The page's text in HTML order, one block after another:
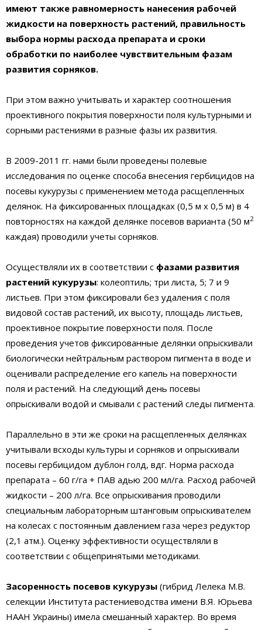
имеют также равномерность нанесения рабочей
жидкости на поверхность растений, правильность
выбора нормы расхода препарата и сроки
обработки по наиболее чувствительным фазам
развития сорняков.
При этом важно учитывать и характер соотношения
проективного покрытия поверхности поля культурными и
сорными растениями в разные фазы их развития.
В 2009-2011 гг. нами были проведены полевые
исследования по оценке способа внесения гербицидов на
посевы кукурузы с применением метода расщепленных
делянок. На фиксированных площадках (0,5 м х 0,5 м) в 4
повторностях на каждой делянке посевов варианта (50 м2
каждая) проводили учеты сорняков.
Осуществляли их в соответствии с фазами развития
растений кукурузы: колеоптиль; три листа, 5; 7 и 9
листьев. При этом фиксировали без удаления с поля
видовой состав растений, их высоту, площадь листьев,
проективное покрытие поверхности поля. После
проведения учетов фиксированные делянки опрыскивали
биологически нейтральным раствором пигмента в воде и
оценивали распределение его капель на поверхности
поля и растений. На следующий день посевы
опрыскивали водой и смывали с растений следы пигмента.
Параллельно в эти же сроки на расщепленных делянках
учитывали всходы культуры и сорняков и опрыскивали
посевы гербицидом дублон голд, вдг. Норма расхода
препарата – 60 г/га + ПАВ адью 200 мл/га. Расход рабочей
жидкости – 200 л/га. Все опрыскивания проводили
специальным лабораторным штанговым опрыскивателем
на колесах с постоянным давлением газа через редуктор
(2,1 атм.). Оценку эффективности осуществляли в
соответствии с общепринятыми методиками.
Засоренность посевов кукурузы (гибрид Лелека М.В.
селекции Института растениеводства имени В.Я. Юрьева
НААН Украины) имела смешанный характер. Во время